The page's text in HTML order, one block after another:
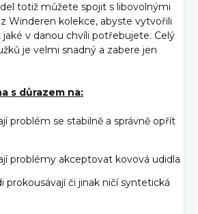
totiž můžete spojit s libovolnými
Winderen kolekce, abyste vytvořili
jaké v danou chvíli potřebujete. Celý
je velmi snadný a zabere jen
s důrazem na:
problém se stabilně a správně opřít
problémy akceptovat kovová udidla
prokousávají či jinak ničí syntetická